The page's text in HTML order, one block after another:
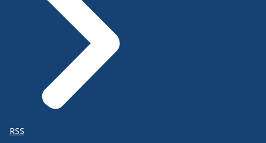
RSS